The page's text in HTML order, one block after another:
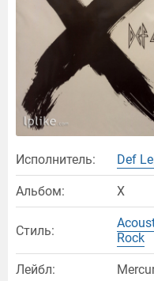
Исполнитель: Def
Альбом: X
Стиль:
Rock
Лейбл: